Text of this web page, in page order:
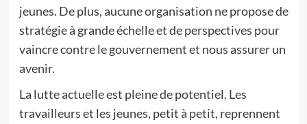
jeunes. De plus, aucune organisation ne propose de
stratégie à grande échelle et de perspectives pour
vaincre contre le gouvernement et nous assurer un
avenir.
La lutte actuelle est pleine de potentiel. Les
travailleurs et les jeunes, petit à petit, reprennent